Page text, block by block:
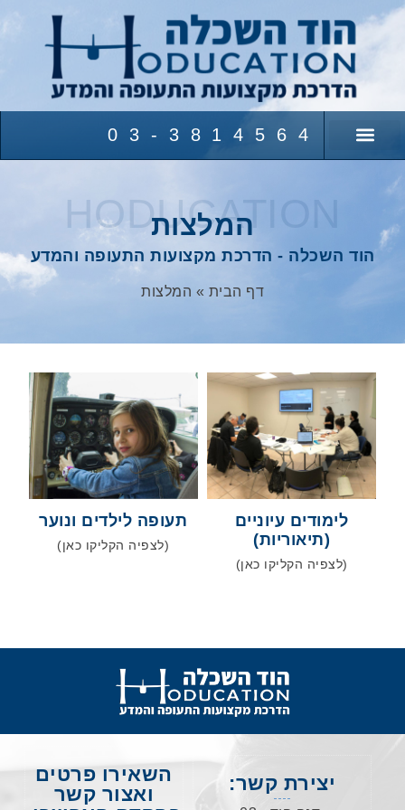
לתוכן
03-3814564
HODUCATION
המלצות
הוד השכלה - הדרכת מקצועות התעופה והמדע
דף הבית » המלצות
לימודים עיוניים
(תיאוריות)
(לצפיה הקליקו כאן)
תעופה לילדים ונוער
(לצפיה הקליקו כאן)
יצירת קשר:
השאירו פרטים
ואצור קשר